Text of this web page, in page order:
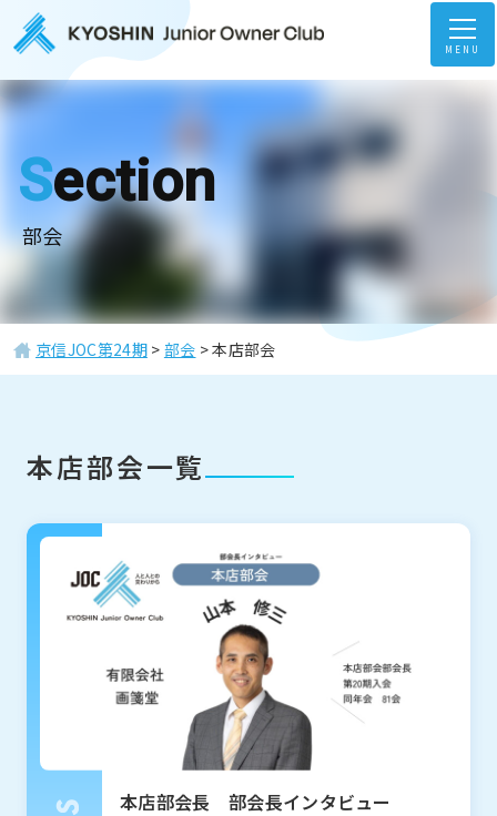
MENU
お知らせ What’s new
Section
部会
京信JOC第24期> 部会 >本店部会
本店部会一覧
本店部会長 部会長インタビュー